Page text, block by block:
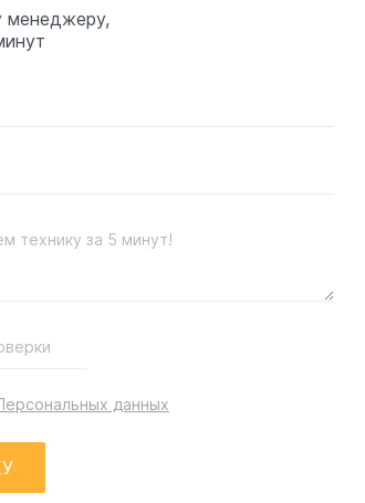
менеджеру,
данных